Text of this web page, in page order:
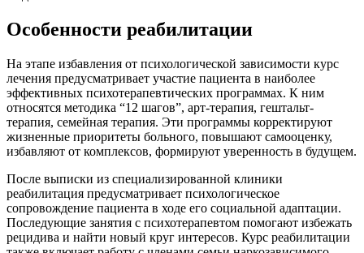
Особенности реабилитации
На этапе избавления от психологической зависимости курс
лечения предусматривает участие пациента в наиболее
эффективных психотерапевтических программах. К ним
относятся методика “12 шагов”, арт-терапия, гештальт-
терапия, семейная терапия. Эти программы корректируют
жизненные приоритеты больного, повышают самооценку,
избавляют от комплексов, формируют уверенность в будущем.
После выписки из специализированной клиники
реабилитация предусматривает психологическое
сопровождение пациента в ходе его социальной адаптации.
Последующие занятия с психотерапевтом помогают избежать
рецидива и найти новый круг интересов. Курс реабилитации